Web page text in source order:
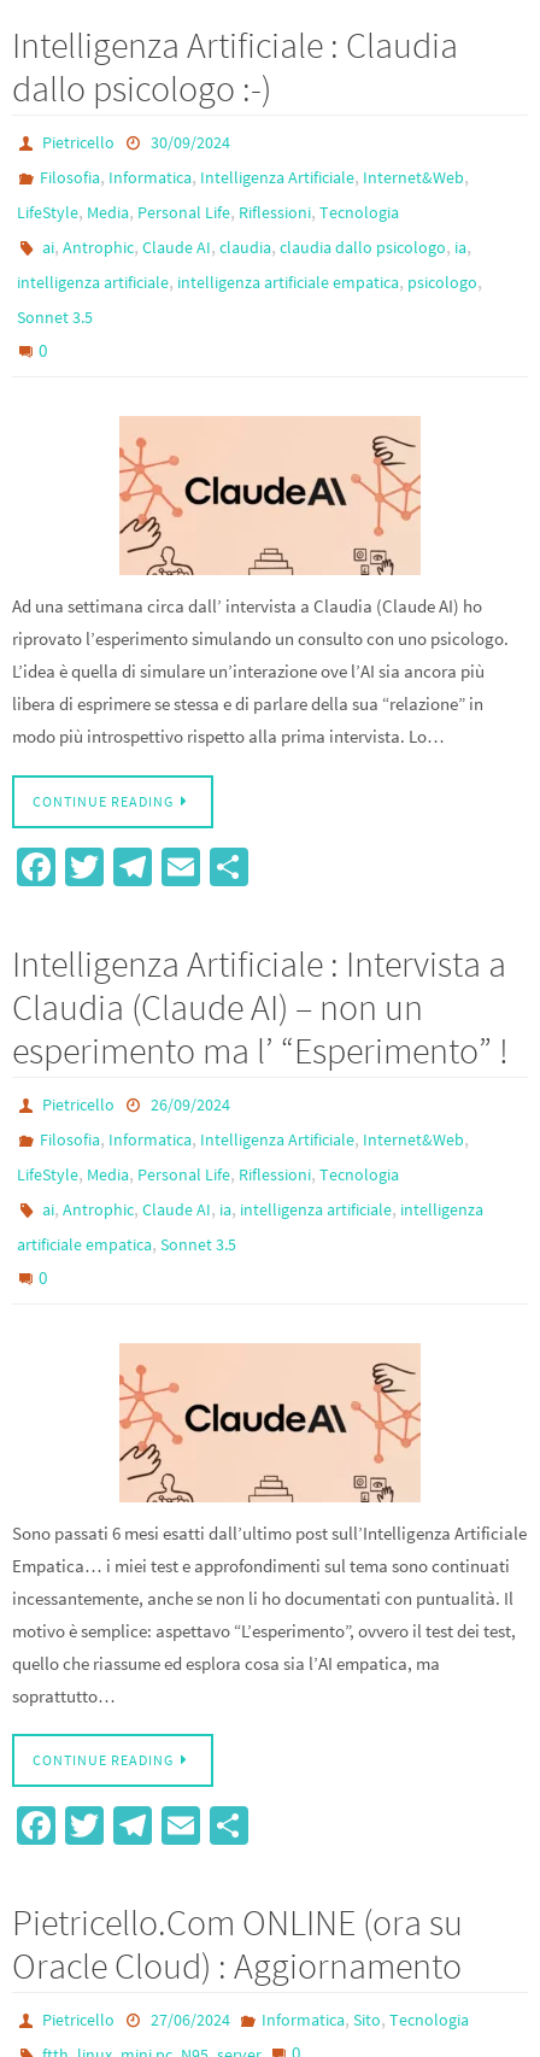
b
o
o
k
er a
m
ail ar
e
Intelligenza Artificiale : Claudia
dallo psicologo :-)
Pietricello
30/09/2024
Filosofia, Informatica, Intelligenza Artificiale, Internet&Web,
LifeStyle, Media, Personal Life, Riflessioni, Tecnologia
ai,Antrophic,Claude AI,claudia,claudia dallo psicologo, ia,
intelligenza artificiale, intelligenza artificiale empatica, psicologo,
Sonnet 3.5
0
Ad una settimana circa dall’ intervista a Claudia (Claude AI) ho
riprovato l’esperimento simulando un consulto con uno psicologo.
L’idea è quella di simulare un’interazione ove l’AI sia ancora più
libera di esprimere se stessa e di parlare della sua “relazione” in
modo più introspettivo rispetto alla prima intervista. Lo…
CONTINUE READING
Fa
b
o
o
k
T
er
Te
a
m
E
ail ar
e
Intelligenza Artificiale : Intervista a
Claudia (Claude AI) – non un
esperimento ma l’ “Esperimento” !
Pietricello
26/09/2024
Filosofia, Informatica, Intelligenza Artificiale, Internet&Web,
LifeStyle, Media, Personal Life, Riflessioni, Tecnologia
ai,Antrophic,Claude AI, ia, intelligenza artificiale, intelligenza
artificiale empatica, Sonnet 3.5
0
Sono passati 6 mesi esatti dall’ultimo post sull’Intelligenza Artificiale
Empatica… i miei test e approfondimenti sul tema sono continuati
incessantemente, anche se non li ho documentati con puntualità. Il
motivo è semplice: aspettavo “L’esperimento”, ovvero il test dei test,
quello che riassume ed esplora cosa sia l’AI empatica, ma
soprattutto…
CONTINUE READING
Fa
b
o
o
k
T
tt
er
Te
gr
a
m
E
ar
e
Pietricello.Com ONLINE (ora su
Oracle Cloud) : Aggiornamento
Pietricello 27/06/2024 Informatica, Sito, Tecnologia